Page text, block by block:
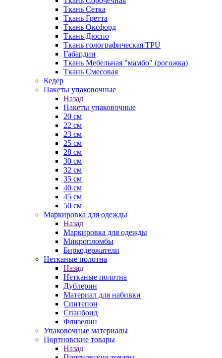
Ткань Сетка
Ткань Гретта
Ткань Оксфорд
Ткань Дюспо
Ткань голографическая TPU
Габардин
Ткань Мебельная "мамбо" (рогожка)
Ткань Смесовая
Кедер
Пакеты упаковочные
Назад
Пакеты упаковочные
20 см
22 см
23 см
25 см
28 см
30 см
32 см
35 см
40 см
45 см
50 см
Маркировка для одежды
Назад
Маркировка для одежды
Микропломбы
Биркодержатели
Нетканые полотна
Назад
Нетканые полотна
Дублерин
Материал для набивки
Синтепон
Спанбонд
Флизелин
Упаковочные материалы
Портновские товары
Назад